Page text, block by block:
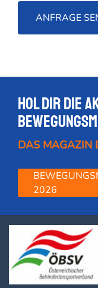
Hol dir die
DAS MAGAZIN
2026